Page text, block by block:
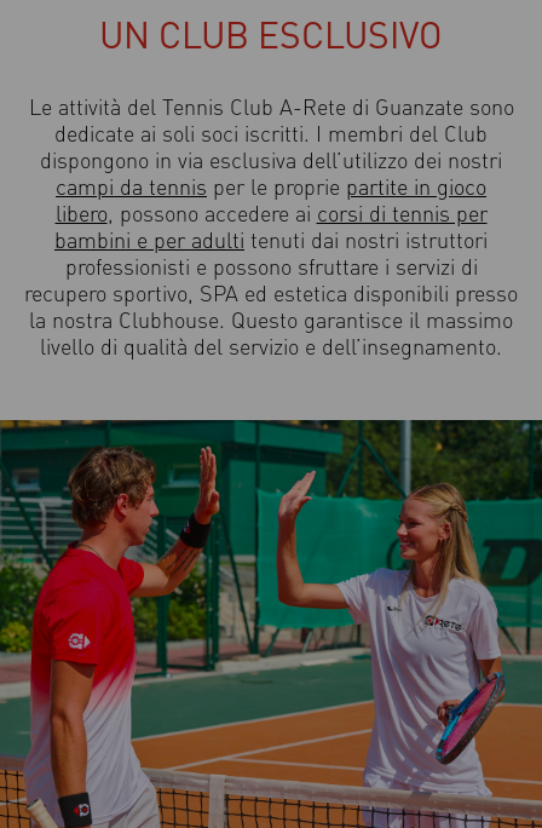
UN CLUB ESCLUSIVO
Le attività del Tennis Club A-Rete di Guanzate sono
dedicate ai soli soci iscritti. I membri del Club
dispongono in via esclusiva dell’utilizzo dei nostri
campi da tennis per le proprie partite in gioco
libero, possono accedere ai corsi di tennis per
bambini e per adulti tenuti dai nostri istruttori
professionisti e possono sfruttare i servizi di
recupero sportivo, SPA ed estetica disponibili presso
la nostra Clubhouse. Questo garantisce il massimo
livello di qualità del servizio e dell’insegnamento.